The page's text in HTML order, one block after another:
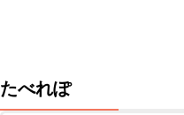
たべれぽ